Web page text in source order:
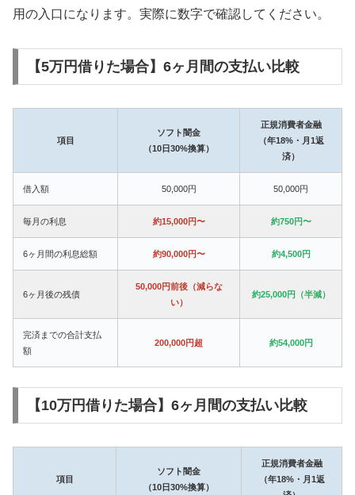
用の入口になります。実際に数字で確認してください。
【5万円借りた場合】6ヶ月間の支払い比較
項目
ソフト闇金
（10日30%換算）
正規消費者金融
（年18%・月1返
済）
借入額 50,000円 50,000円
毎月の利息 約15,000円〜 約750円〜
6ヶ月間の利息総額 約90,000円〜 約4,500円
6ヶ月後の残債
50,000円前後（減らな
い）
約25,000円（半減）
完済までの合計支払
額
200,000円超 約54,000円
【10万円借りた場合】6ヶ月間の支払い比較
項目
ソフト闇金
（10日30%換算）
正規消費者金融
（年18%・月1返